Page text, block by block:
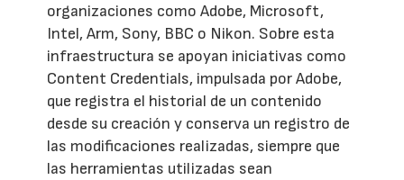
organizaciones como Adobe, Microsoft,
Intel, Arm, Sony, BBC o Nikon. Sobre esta
infraestructura se apoyan iniciativas como
Content Credentials, impulsada por Adobe,
que registra el historial de un contenido
desde su creación y conserva un registro de
las modificaciones realizadas, siempre que
las herramientas utilizadas sean